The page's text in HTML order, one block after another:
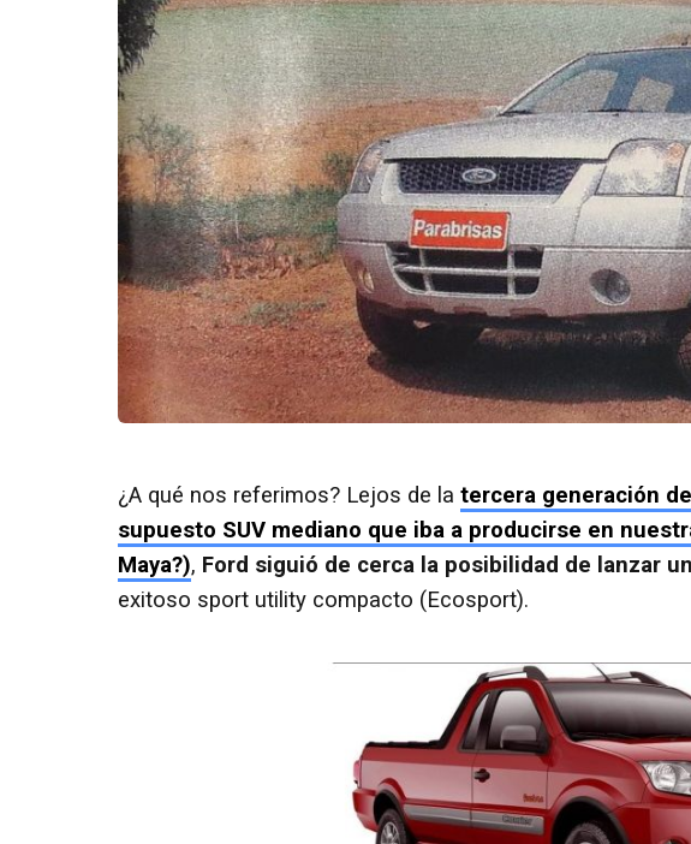
¿A qué nos referimos? Lejos de la tercera generación
supuesto SUV mediano que iba a producirse en
Maya?), Ford siguió de cerca la posibilidad de lanzar
exitoso sport utility compacto (Ecosport).